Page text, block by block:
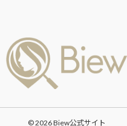
© 2026 Biew公式サイト